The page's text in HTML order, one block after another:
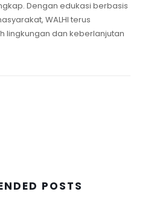
Dengan edukasi berbasis
WALHI terus
lingkungan dan keberlanjutan
POSTS